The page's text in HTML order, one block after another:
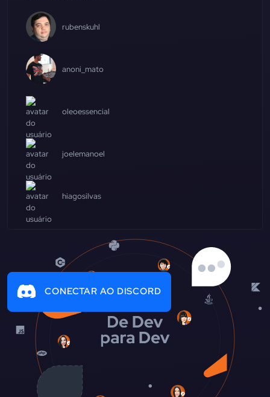
rubenskuhl
anoni_mato
oleoessencial
joelemanoel
hiagosilvas
CONECTAR AO DISCORD